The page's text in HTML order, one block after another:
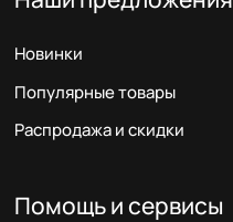
Новинки
Популярные товары
Распродажа и скидки
Помощь и сервисы